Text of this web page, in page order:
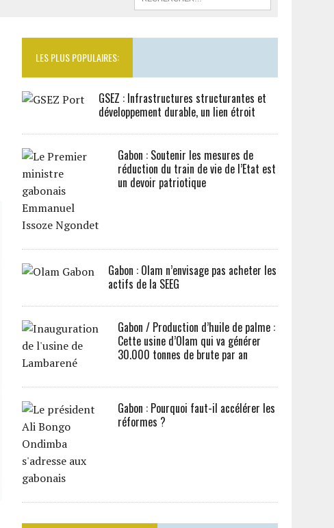
LES PLUS POPULAIRES:
GSEZ : Infrastructures structurantes et
développement durable, un lien étroit
Gabon : Soutenir les mesures de
réduction du train de vie de l’Etat est
un devoir patriotique
Gabon : Olam n’envisage pas acheter les
actifs de la SEEG
Gabon / Production d’huile de palme :
Cette usine d’Olam qui va générer
30.000 tonnes de brute par an
Gabon : Pourquoi faut-il accélérer les
réformes ?